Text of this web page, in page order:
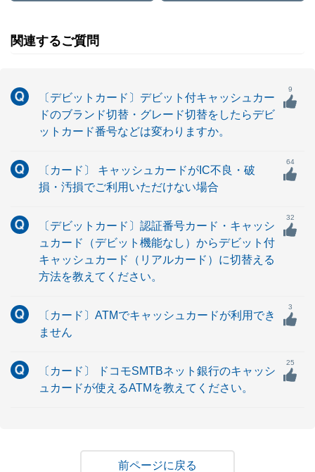
関連するご質問
〔デビットカード〕デビット付キャッシュカー
ドのブランド切替・グレード切替をしたらデビ
ットカード番号などは変わりますか。
9
〔カード〕 キャッシュカードがIC不良・破
損・汚損でご利用いただけない場合
64
〔デビットカード〕認証番号カード・キャッシ
ュカード（デビット機能なし）からデビット付
キャッシュカード（リアルカード）に切替える
方法を教えてください。
32
〔カード〕ATMでキャッシュカードが利用でき
ません
3
〔カード〕 ドコモSMTBネット銀行のキャッシ
ュカードが使えるATMを教えてください。
25
戻る